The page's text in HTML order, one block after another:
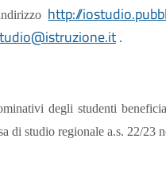
http://
.
degli studenti
di studio regionale a.s. 22/23